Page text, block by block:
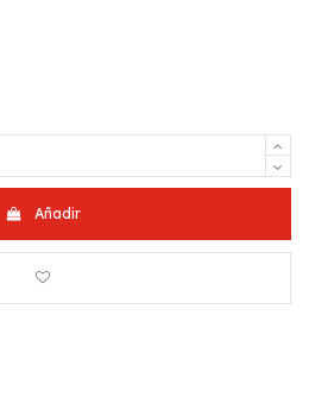
Añadir